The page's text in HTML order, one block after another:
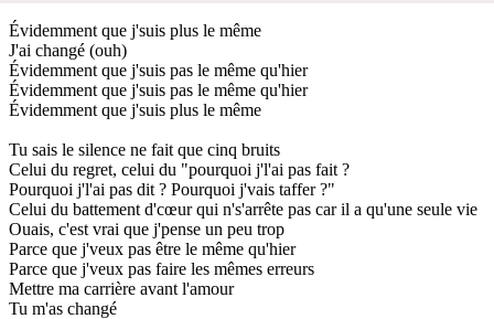
Évidemment que j'suis plus le même
J'ai changé (ouh)
Évidemment que j'suis pas le même qu'hier
Évidemment que j'suis pas le même qu'hier
Évidemment que j'suis plus le même
Tu sais le silence ne fait que cinq bruits
Celui du regret, celui du "pourquoi j'l'ai pas fait ?
Pourquoi j'l'ai pas dit ? Pourquoi j'vais taffer ?"
Celui du battement d'cœur qui n's'arrête pas car il a qu'une seule vie
Ouais, c'est vrai que j'pense un peu trop
Parce que j'veux pas être le même qu'hier
Parce que j'veux pas faire les mêmes erreurs
Mettre ma carrière avant l'amour
Tu m'as changé